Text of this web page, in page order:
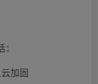
加固